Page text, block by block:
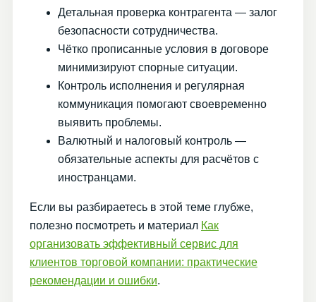
Детальная проверка контрагента — залог
безопасности сотрудничества.
Чётко прописанные условия в договоре
минимизируют спорные ситуации.
Контроль исполнения и регулярная
коммуникация помогают своевременно
выявить проблемы.
Валютный и налоговый контроль —
обязательные аспекты для расчётов с
иностранцами.
Если вы разбираетесь в этой теме глубже,
полезно посмотреть и материал Как
организовать эффективный сервис для
клиентов торговой компании: практические
рекомендации и ошибки.